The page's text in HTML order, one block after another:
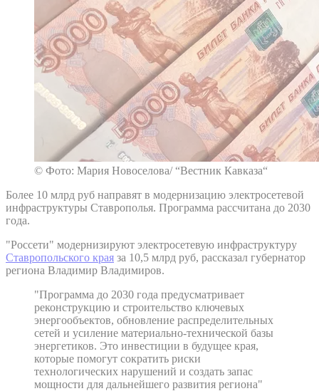
© Фото: Мария Новоселова/ “Вестник Кавказа“
Более 10 млрд руб направят в модернизацию электросетевой
инфраструктуры Ставрополья. Программа рассчитана до 2030
года.
"Россети" модернизируют электросетевую инфраструктуру
Ставропольского края за 10,5 млрд руб, рассказал губернатор
региона Владимир Владимиров.
"Программа до 2030 года предусматривает
реконструкцию и строительство ключевых
энергообъектов, обновление распределительных
сетей и усиление материально-технической базы
энергетиков. Это инвестиции в будущее края,
которые помогут сократить риски
технологических нарушений и создать запас
мощности для дальнейшего развития региона"